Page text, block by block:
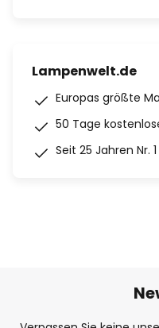
Lampenwelt.de
Europas größte
50 Tage
Seit 25 Jahren Nr.